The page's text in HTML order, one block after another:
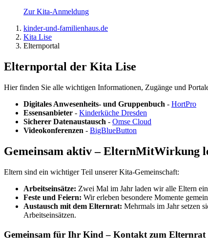
Zur Kita-Anmeldung
kinder-und-familienhaus.de
Kita Lise
Elternportal
Elternportal der Kita Lise
Hier finden Sie alle wichtigen Informationen, Zugänge und
Digitales Anwesenheits- und Gruppenbuch - HortPro
Essensanbieter - Kinderküche Dresden
Sicherer Datenaustausch - Omse Cloud
Videokonferenzen - BigBlueButton
Gemeinsam aktiv – ElternMitWirkung
Eltern sind ein wichtiger Teil unserer Kita-Gemeinschaft:
Arbeitseinsätze: Zwei Mal im Jahr laden wir alle Eltern
Feste und Feiern: Wir erleben besondere Momente
Austausch mit dem Elternrat: Mehrmals im Jahr setzen
Arbeitseinsätzen.
Gemeinsam für Ihr Kind – Kontakt zum Elternrat